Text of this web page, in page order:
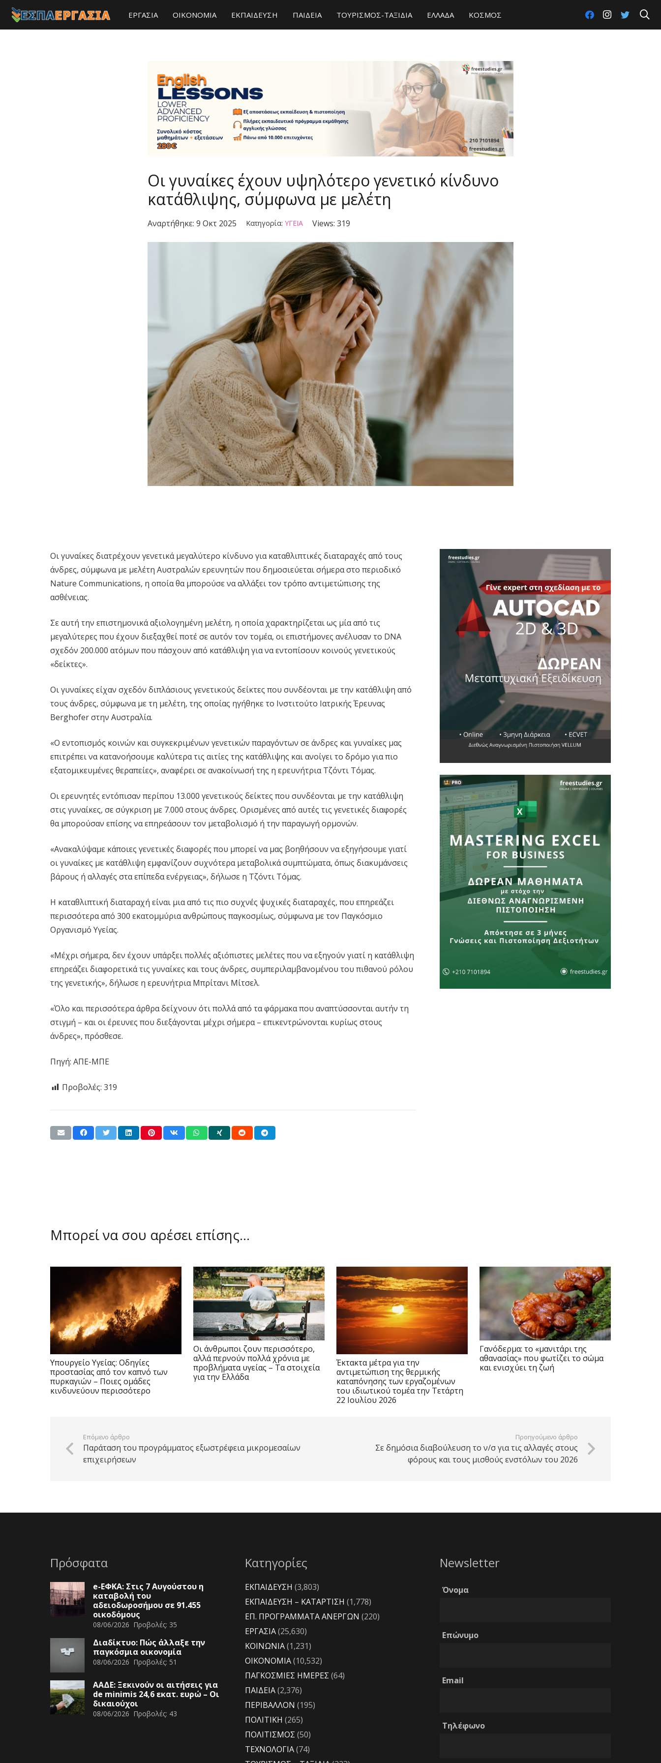
ΕΡΓΑΣΙΑ ΟΙΚΟΝΟΜΙΑ ΕΚΠΑΙΔΕΥΣΗ ΠΑΙΔΕΙΑ ΤΟΥΡΙΣΜΟΣ-ΤΑΞΙΔΙΑ ΕΛΛΑΔΑ ΚΟΣΜΟΣ
Οι γυναίκες έχουν υψηλότερο γενετικό κίνδυνο
κατάθλιψης, σύμφωνα με μελέτη
Αναρτήθηκε: 9 Οκτ 2025 Κατηγορία:ΥΓΕΙΑ Views:319
Οι γυναίκες διατρέχουν γενετικά μεγαλύτερο κίνδυνο για καταθλιπτικές διαταραχές από τους
άνδρες, σύμφωνα με μελέτη Αυστραλών ερευνητών που δημοσιεύεται σήμερα στο περιοδικό
Nature Communications, η οποία θα μπορούσε να αλλάξει τον τρόπο αντιμετώπισης της
ασθένειας.
Σε αυτή την επιστημονικά αξιολογημένη μελέτη, η οποία χαρακτηρίζεται ως μία από τις
μεγαλύτερες που έχουν διεξαχθεί ποτέ σε αυτόν τον τομέα, οι επιστήμονες ανέλυσαν το DNA
σχεδόν 200.000 ατόμων που πάσχουν από κατάθλιψη για να εντοπίσουν κοινούς γενετικούς
«δείκτες».
Οι γυναίκες είχαν σχεδόν διπλάσιους γενετικούς δείκτες που συνδέονται με την κατάθλιψη από
τους άνδρες, σύμφωνα με τη μελέτη, της οποίας ηγήθηκε το Ινστιτούτο Ιατρικής Έρευνας
Berghofer στην Αυστραλία.
«Ο εντοπισμός κοινών και συγκεκριμένων γενετικών παραγόντων σε άνδρες και γυναίκες μας
επιτρέπει να κατανοήσουμε καλύτερα τις αιτίες της κατάθλιψης και ανοίγει το δρόμο για πιο
εξατομικευμένες θεραπείες», αναφέρει σε ανακοίνωσή της η ερευνήτρια Τζόντι Τόμας.
Οι ερευνητές εντόπισαν περίπου 13.000 γενετικούς δείκτες που συνδέονται με την κατάθλιψη
στις γυναίκες, σε σύγκριση με 7.000 στους άνδρες. Ορισμένες από αυτές τις γενετικές διαφορές
θα μπορούσαν επίσης να επηρεάσουν τον μεταβολισμό ή την παραγωγή ορμονών.
«Ανακαλύψαμε κάποιες γενετικές διαφορές που μπορεί να μας βοηθήσουν να εξηγήσουμε γιατί
οι γυναίκες με κατάθλιψη εμφανίζουν συχνότερα μεταβολικά συμπτώματα, όπως διακυμάνσεις
βάρους ή αλλαγές στα επίπεδα ενέργειας», δήλωσε η Τζόντι Τόμας.
Η καταθλιπτική διαταραχή είναι μια από τις πιο συχνές ψυχικές διαταραχές, που επηρεάζει
περισσότερα από 300 εκατομμύρια ανθρώπους παγκοσμίως, σύμφωνα με τον Παγκόσμιο
Οργανισμό Υγείας.
«Μέχρι σήμερα, δεν έχουν υπάρξει πολλές αξιόπιστες μελέτες που να εξηγούν γιατί η κατάθλιψη
επηρεάζει διαφορετικά τις γυναίκες και τους άνδρες, συμπεριλαμβανομένου του πιθανού ρόλου
της γενετικής», δήλωσε η ερευνήτρια Μπρίτανι Μίτσελ.
«Όλο και περισσότερα άρθρα δείχνουν ότι πολλά από τα φάρμακα που αναπτύσσονται αυτήν τη
στιγμή – και οι έρευνες που διεξάγονται μέχρι σήμερα – επικεντρώνονται κυρίως στους
άνδρες», πρόσθεσε.
Πηγή: ΑΠΕ-ΜΠΕ
Προβολές: 319
Μπορεί να σου αρέσει επίσης…
Υπουργείο Υγείας: Οδηγίες
προστασίας από τον καπνό των
πυρκαγιών – Ποιες ομάδες
κινδυνεύουν περισσότερο
Οι άνθρωποι ζουν περισσότερο,
αλλά περνούν πολλά χρόνια με
προβλήματα υγείας – Τα στοιχεία
για την Ελλάδα
Έκτακτα μέτρα για την
αντιμετώπιση της θερμικής
καταπόνησης των εργαζομένων
του ιδιωτικού τομέα την Τετάρτη
22 Ιουλίου 2026
Γανόδερμα: το «μανιτάρι της
αθανασίας» που φωτίζει το σώμα
και ενισχύει τη ζωή
Επόμενο άρθρο
Παράταση του προγράμματος εξωστρέφεια μικρομεσαίων
επιχειρήσεων
Προηγούμενο άρθρο
Σε δημόσια διαβούλευση το ν/σ για τις αλλαγές στους
φόρους και τους μισθούς ενστόλων του 2026
Πρόσφατα
e-ΕΦΚΑ: Στις 7 Αυγούστου η
καταβολή του
αδειοδωροσήμου σε 91.455
οικοδόμους
08/06/2026 Προβολές: 35
Διαδίκτυο: Πώς άλλαξε την
παγκόσμια οικονομία
08/06/2026 Προβολές: 51
ΑΑΔΕ: Ξεκινούν οι αιτήσεις για
de minimis 24,6 εκατ. ευρώ – Οι
δικαιούχοι
08/06/2026 Προβολές: 43
Κατηγορίες
ΕΚΠΑΙΔΕΥΣΗ (3,803)
ΕΚΠΑΙΔΕΥΣΗ – ΚΑΤΑΡΤΙΣΗ (1,778)
ΕΠ. ΠΡΟΓΡΑΜΜΑΤΑ ΑΝΕΡΓΩΝ (220)
ΕΡΓΑΣΙΑ(25,630)
ΚΟΙΝΩΝΙΑ(1,231)
ΟΙΚΟΝΟΜΙΑ(10,532)
ΠΑΓΚΟΣΜΙΕΣ ΗΜΕΡΕΣ (64)
ΠΑΙΔΕΙΑ(2,376)
ΠΕΡΙΒΑΛΛΟΝ (195)
ΠΟΛΙΤΙΚΗ (265)
ΠΟΛΙΤΙΣΜΟΣ (50)
ΤΕΧΝΟΛΟΓΙΑ(74)
Newsletter
Όνομα
Επώνυμο
Email
Τηλέφωνο